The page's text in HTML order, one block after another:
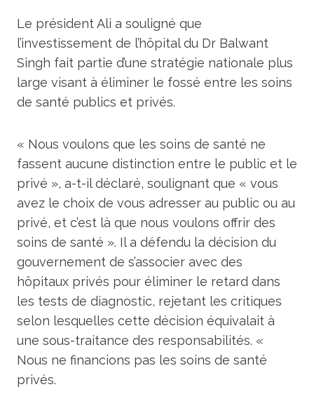
Le président Ali a souligné que
l’investissement de l’hôpital du Dr Balwant
Singh fait partie d’une stratégie nationale plus
large visant à éliminer le fossé entre les soins
de santé publics et privés.
« Nous voulons que les soins de santé ne
fassent aucune distinction entre le public et le
privé », a-t-il déclaré, soulignant que « vous
avez le choix de vous adresser au public ou au
privé, et c’est là que nous voulons offrir des
soins de santé ». Il a défendu la décision du
gouvernement de s’associer avec des
hôpitaux privés pour éliminer le retard dans
les tests de diagnostic, rejetant les critiques
selon lesquelles cette décision équivalait à
une sous-traitance des responsabilités. «
Nous ne financions pas les soins de santé
privés.